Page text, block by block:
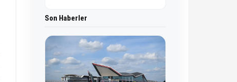
Son Haberler